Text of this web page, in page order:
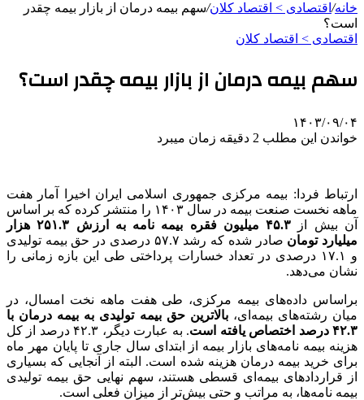
خانه/ اقتصادی > اقتصاد کلان/سهم بیمه درمان از بازار بیمه چقدر
است؟
اقتصادی > اقتصاد کلان
سهم بیمه درمان از بازار بیمه چقدر است؟
۱۴۰۳/۰۹/۰۴
خواندن این مطلب 2 دقیقه زمان میبرد
ارتباط فردا: بیمه مرکزی جمهوری اسلامی ایران اخیرا آمار هفت
ماهه نخست صنعت بیمه در سال ۱۴۰۳ را منتشر کرده که بر اساس
آن بیش از
۴۵.۳ میلیون فقره بیمه نامه به ارزش ۲۵۱.۳ هزار
میلیارد تومان
صادر شده که رشد ۵۷.۷ درصدی در حق بیمه تولیدی
و ۱۷.۱ درصدی در تعداد خسارات پرداختی طی این بازه زمانی را
نشان می‌دهد.
براساس داده‌های بیمه مرکزی، طی هفت ماهه نخت امسال، در
میان رشته‌های بیمه‌ای،بالاترین حق بیمه تولیدی به بیمه درمان با
۴۲.۳ درصد اختصاص یافته است
. به عبارت دیگر، ۴۲.۳ درصد از کل
هزینه بیمه نامه‌های بازار بیمه از ابتدای سال جاری تا پایان مهر ماه
برای خرید بیمه درمان هزینه شده است. البته از آنجایی که بسیاری
از قراردادهای بیمه‌ای قسطی هستند، سهم نهایی حق بیمه تولیدی
بیمه نامه‌ها، به مراتب و حتی بیش‌تر از میزان فعلی است.